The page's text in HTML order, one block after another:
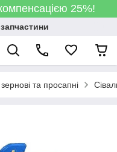
25%!
та просапні